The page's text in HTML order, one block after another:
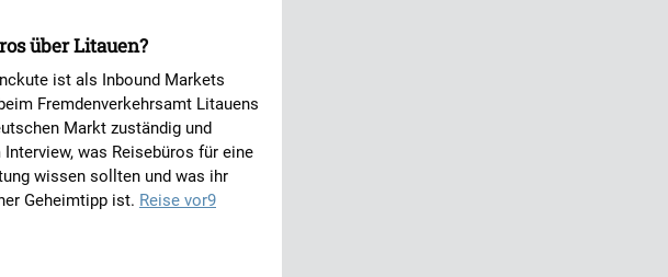
über Litauen?
ist als Inbound Markets
Fremdenverkehrsamt Litauens
Markt zuständig und
was Reisebüros für eine
wissen sollten und was ihr
Geheimtipp ist. Reise vor9